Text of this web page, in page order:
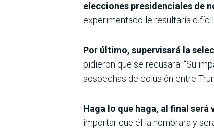
elecciones presidenciales de
experimentado le resultaría
Por último, supervisará la
pidieron que se recusara. “Su
sospechas de colusión entre
Haga lo que haga, al final
importar que él la nombrara y